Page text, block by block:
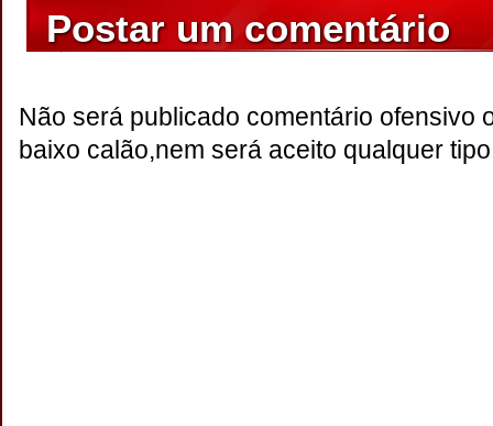
Postar um comentário
Não será publicado comentário ofensivo
baixo calão,nem será aceito qualquer